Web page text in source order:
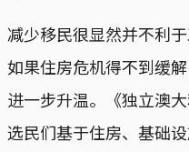
减少移民很显然并不利
如果住房危机得不到缓
进一步升温。《独立澳
选民们基于住房、基础